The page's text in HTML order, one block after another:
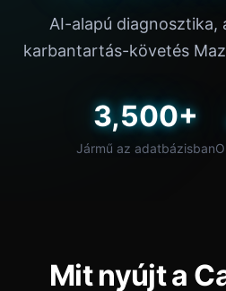
AI-alapú diagnosztika,
karbantartás-követés
3,500+
Jármű az adatbázisban
Mit nyújt a